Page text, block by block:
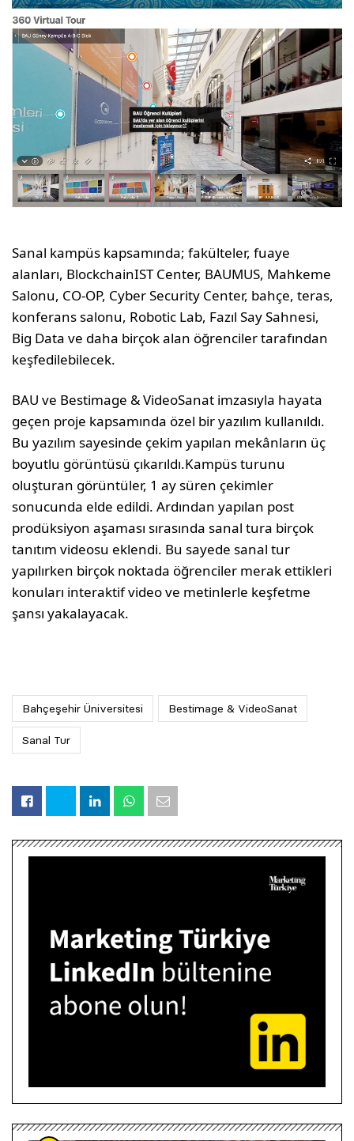
Sanal kampüs kapsamında; fakülteler, fuaye
alanları, BlockchainIST Center, BAUMUS, Mahkeme
Salonu, CO-OP, Cyber Security Center, bahçe, teras,
konferans salonu, Robotic Lab, Fazıl Say Sahnesi,
Big Data ve daha birçok alan öğrenciler tarafından
keşfedilebilecek.
BAU ve Bestimage & VideoSanat imzasıyla hayata
geçen proje kapsamında özel bir yazılım kullanıldı.
Bu yazılım sayesinde çekim yapılan mekânların üç
boyutlu görüntüsü çıkarıldı.Kampüs turunu
oluşturan görüntüler, 1 ay süren çekimler
sonucunda elde edildi. Ardından yapılan post
prodüksiyon aşaması sırasında sanal tura birçok
tanıtım videosu eklendi. Bu sayede sanal tur
yapılırken birçok noktada öğrenciler merak ettikleri
konuları interaktif video ve metinlerle keşfetme
şansı yakalayacak.
Bahçeşehir Üniversitesi Bestimage & VideoSanat
Sanal Tur